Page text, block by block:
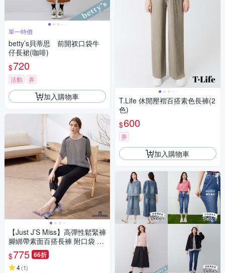
單一特價
betty’s貝蒂思 前開衩口袋牛
仔長裙(咖啡)
$720
活動 券
加入購物車
【Just J’S Miss】高彈性鬆緊褲
腳綁帶素面百搭長褲 附口袋 32
0S3
$775 66折
4(1)
T.Life 休閒壓褶百搭素色長褲(2
色)
$600
券
加入購物車